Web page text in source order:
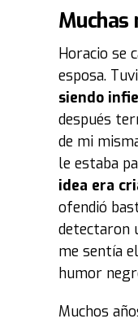
Muchas
Horacio se
esposa.
siendo
después
de mi
le estaba
idea era
ofendió
detectaron
me sentía
humor
Muchos